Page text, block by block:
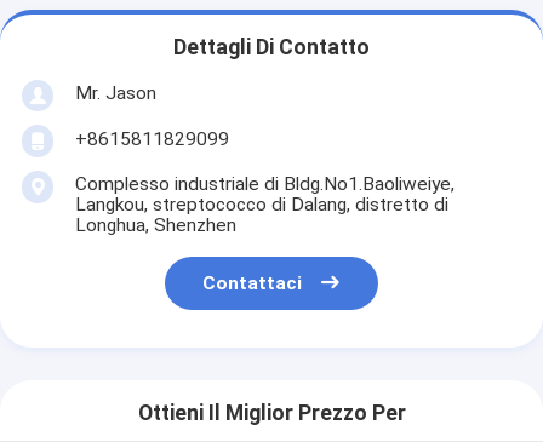
Dettagli Di Contatto
Mr. Jason
+8615811829099
Complesso industriale di Bldg.No1.Baoliweiye,
Langkou, streptococco di Dalang, distretto di
Longhua, Shenzhen
Contattaci
Ottieni Il Miglior Prezzo Per